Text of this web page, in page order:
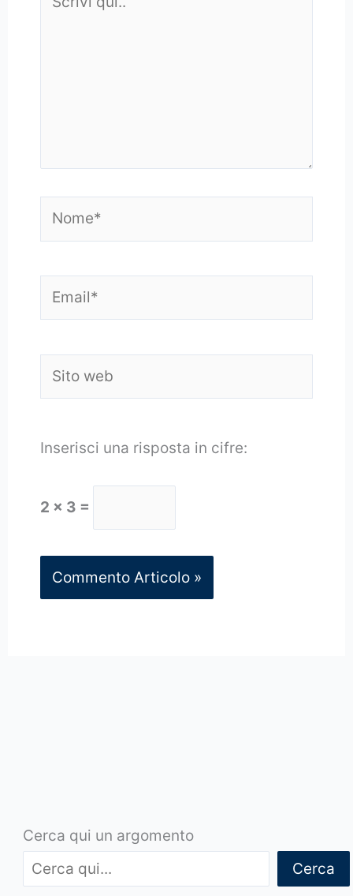
qui..
web
Inserisci una risposta in cifre:
2 × 3 =
Cerca qui un argomento
Cerca